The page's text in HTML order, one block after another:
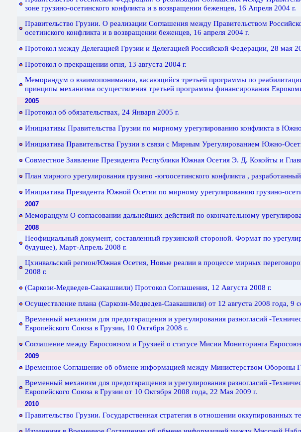
зоне грузино-осетинского конфликта и в возвращении беженцев, 16 Апреля 2004 г.
Правительство Грузии. О реализации Соглашения между Правительством
осетинского конфликта и в возвращении беженцев, 16 апреля 2004 г.
Протокол между Делегацией Грузии и Делегацией Российской Федерации, 28 мая
Протокол о прекращении огня, 13 августа 2004 г.
Меморандум о взаимопонимании, касающийся третьей программы по
принципы механизма осуществления третьей программы финансирования
2005
Протокол об обязательствах, 24 Января 2005 г.
Инициативы Правительства Грузии по мирному урегулированию конфликта в
Инициатива Правительства Грузии в связи с Мирным Урегулированием Южно-
Совместное Заявление Президента Республики Южная Осетия Э. Д. Кокойты и
План мирного урегулирования грузино -югоосетинского конфликта ,
Инициатива Президента Южной Осетии по мирному урегулированию грузино-
2007
Меморандум О согласовании дальнейших действий по окончательному
2008
Неофициальный документ, составленный грузинской стороной. Формат по
будущее), Март-Апрель 2008 г.
Цхинвальский регион/Южная Осетия, Новые реалии в процессе мирных
2008 г.
(Саркози-Медведев-Саакашвили) Протокол Соглашения, 12 Августа 2008 г.
Осуществление плана (Саркози-Медведев-Саакашвили) от 12 августа 2008 года, 9
Временный механизм для предотвращения и урегулирования разногласий -
Европейского Союза в Грузии, 10 Октября 2008 г.
Соглашение между Евросоюзом и Грузией о статусе Мисии Мониторинга
2009
Временное Соглашение об обмене информацией между Министерством Обороны
Временный механизм для предотвращения и урегулирования разногласий -
Европейского Союза в Грузии от 10 Октября 2008 года, 22 Мая 2009 г.
2010
Правительство Грузии. Государственная стратегия в отношении оккупированных